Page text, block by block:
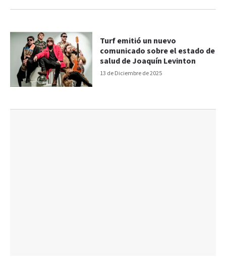
13 de Diciembre de 2025
Turf emitió un nuevo
comunicado sobre el estado de
salud de Joaquín Levinton